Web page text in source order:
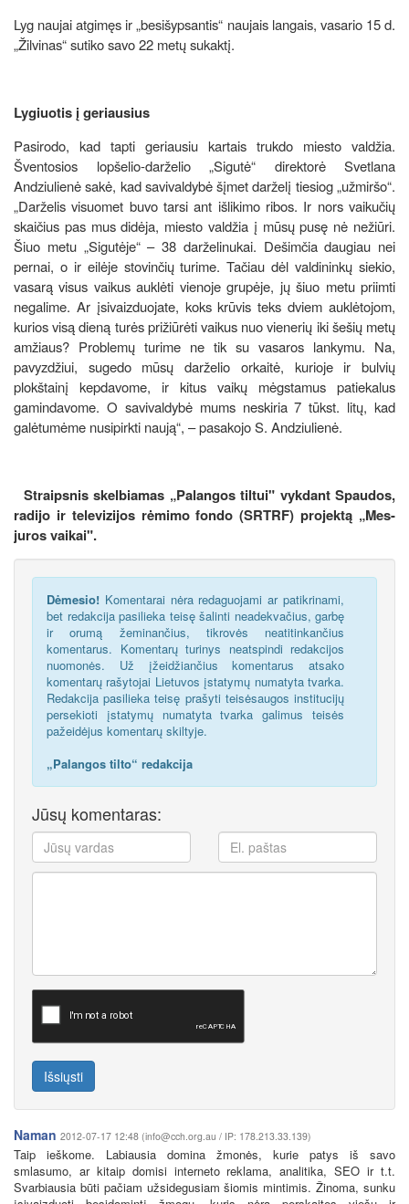
Lyg naujai atgimęs ir „besišypsantis“ naujais langais, vasario 15 d.
„Žilvinas“ sutiko savo 22 metų sukaktį.
Lygiuotis į geriausius
Pasirodo, kad tapti geriausiu kartais trukdo miesto valdžia.
Šventosios lopšelio-darželio „Sigutė“ direktorė Svetlana
Andziulienė sakė, kad savivaldybė šįmet darželį tiesiog „užmiršo“.
„Darželis visuomet buvo tarsi ant išlikimo ribos. Ir nors vaikučių
skaičius pas mus didėja, miesto valdžia į mūsų pusę nė nežiūri.
Šiuo metu „Sigutėje“ – 38 darželinukai. Dešimčia daugiau nei
pernai, o ir eilėje stovinčių turime. Tačiau dėl valdininkų siekio,
vasarą visus vaikus auklėti vienoje grupėje, jų šiuo metu priimti
negalime. Ar įsivaizduojate, koks krūvis teks dviem auklėtojom,
kurios visą dieną turės prižiūrėti vaikus nuo vienerių iki šešių metų
amžiaus? Problemų turime ne tik su vasaros lankymu. Na,
pavyzdžiui, sugedo mūsų darželio orkaitė, kurioje ir bulvių
plokštainį kepdavome, ir kitus vaikų mėgstamus patiekalus
gamindavome. O savivaldybė mums neskiria 7 tūkst. litų, kad
galėtumėme nusipirkti naują“, – pasakojo S. Andziulienė.
Straipsnis skelbiamas „Palangos tiltui" vykdant Spaudos,
radijo ir televizijos rėmimo fondo (SRTRF) projektą „Mes-
juros vaikai".
Dėmesio! Komentarai nėra redaguojami ar patikrinami,
bet redakcija pasilieka teisę šalinti neadekvačius, garbę
ir orumą žeminančius, tikrovės neatitinkančius
komentarus. Komentarų turinys neatspindi redakcijos
nuomonės. Už įžeidžiančius komentarus atsako
komentarų rašytojai Lietuvos įstatymų numatyta tvarka.
Redakcija pasilieka teisę prašyti teisėsaugos institucijų
persekioti įstatymų numatyta tvarka galimus teisės
pažeidėjus komentarų skiltyje.
„Palangos tilto“ redakcija
Jūsų komentaras:
Išsiųsti
Naman 2012-07-17 12:48 (info@cch.org.au / IP: 178.213.33.139)
Taip ieškome. Labiausia domina žmonės, kurie patys iš savo
smlasumo, ar kitaip domisi interneto reklama, analitika, SEO ir t.t.
Svarbiausia būti pačiam užsidegusiam šiomis mintimis. Žinoma, sunku